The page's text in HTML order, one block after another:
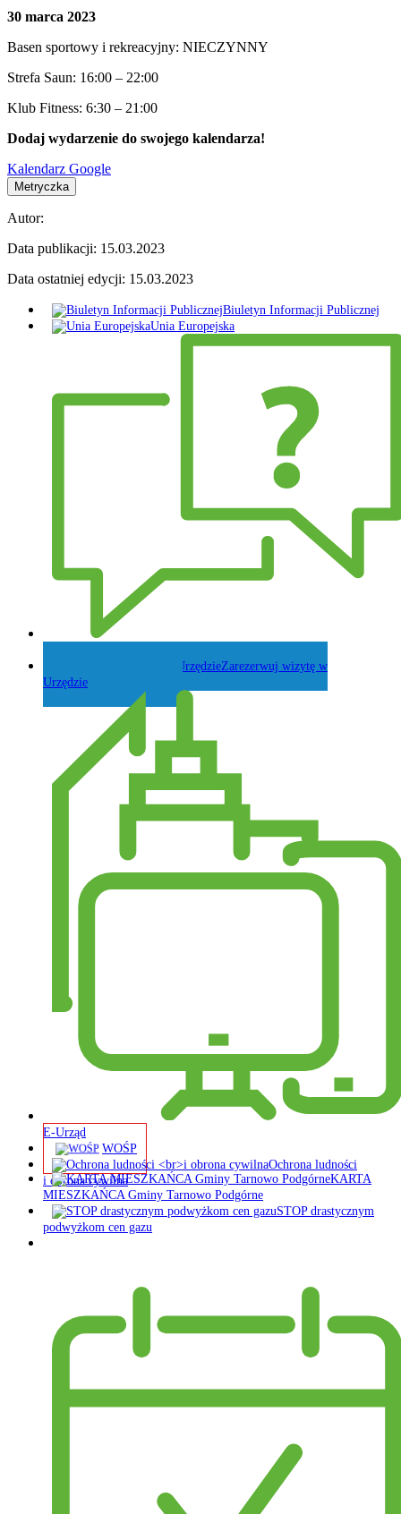
30 marca 2023
Basen sportowy i rekreacyjny: NIECZYNNY
Strefa Saun: 16:00 – 22:00
Klub Fitness: 6:30 – 21:00
Dodaj wydarzenie do swojego kalendarza!
Kalendarz Google
Metryczka
Autor:
Data publikacji: 15.03.2023
Data ostatniej edycji: 15.03.2023
Biuletyn Informacji Publicznej
Unia Europejska
Zarezerwuj wizytę w
Urzędzie
E-Urząd
WOŚP
Ochrona ludności
i obrona cywilna
KARTA
MIESZKAŃCA Gminy Tarnowo Podgórne
STOP drastycznym
podwyżkom cen gazu